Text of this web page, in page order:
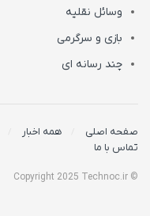
وسائل نقلیه
بازی و سرگرمی
چند رسانه ای
صفحه اصلی همه اخبار
تماس با ما
© Copyright 2025 Technoc.ir